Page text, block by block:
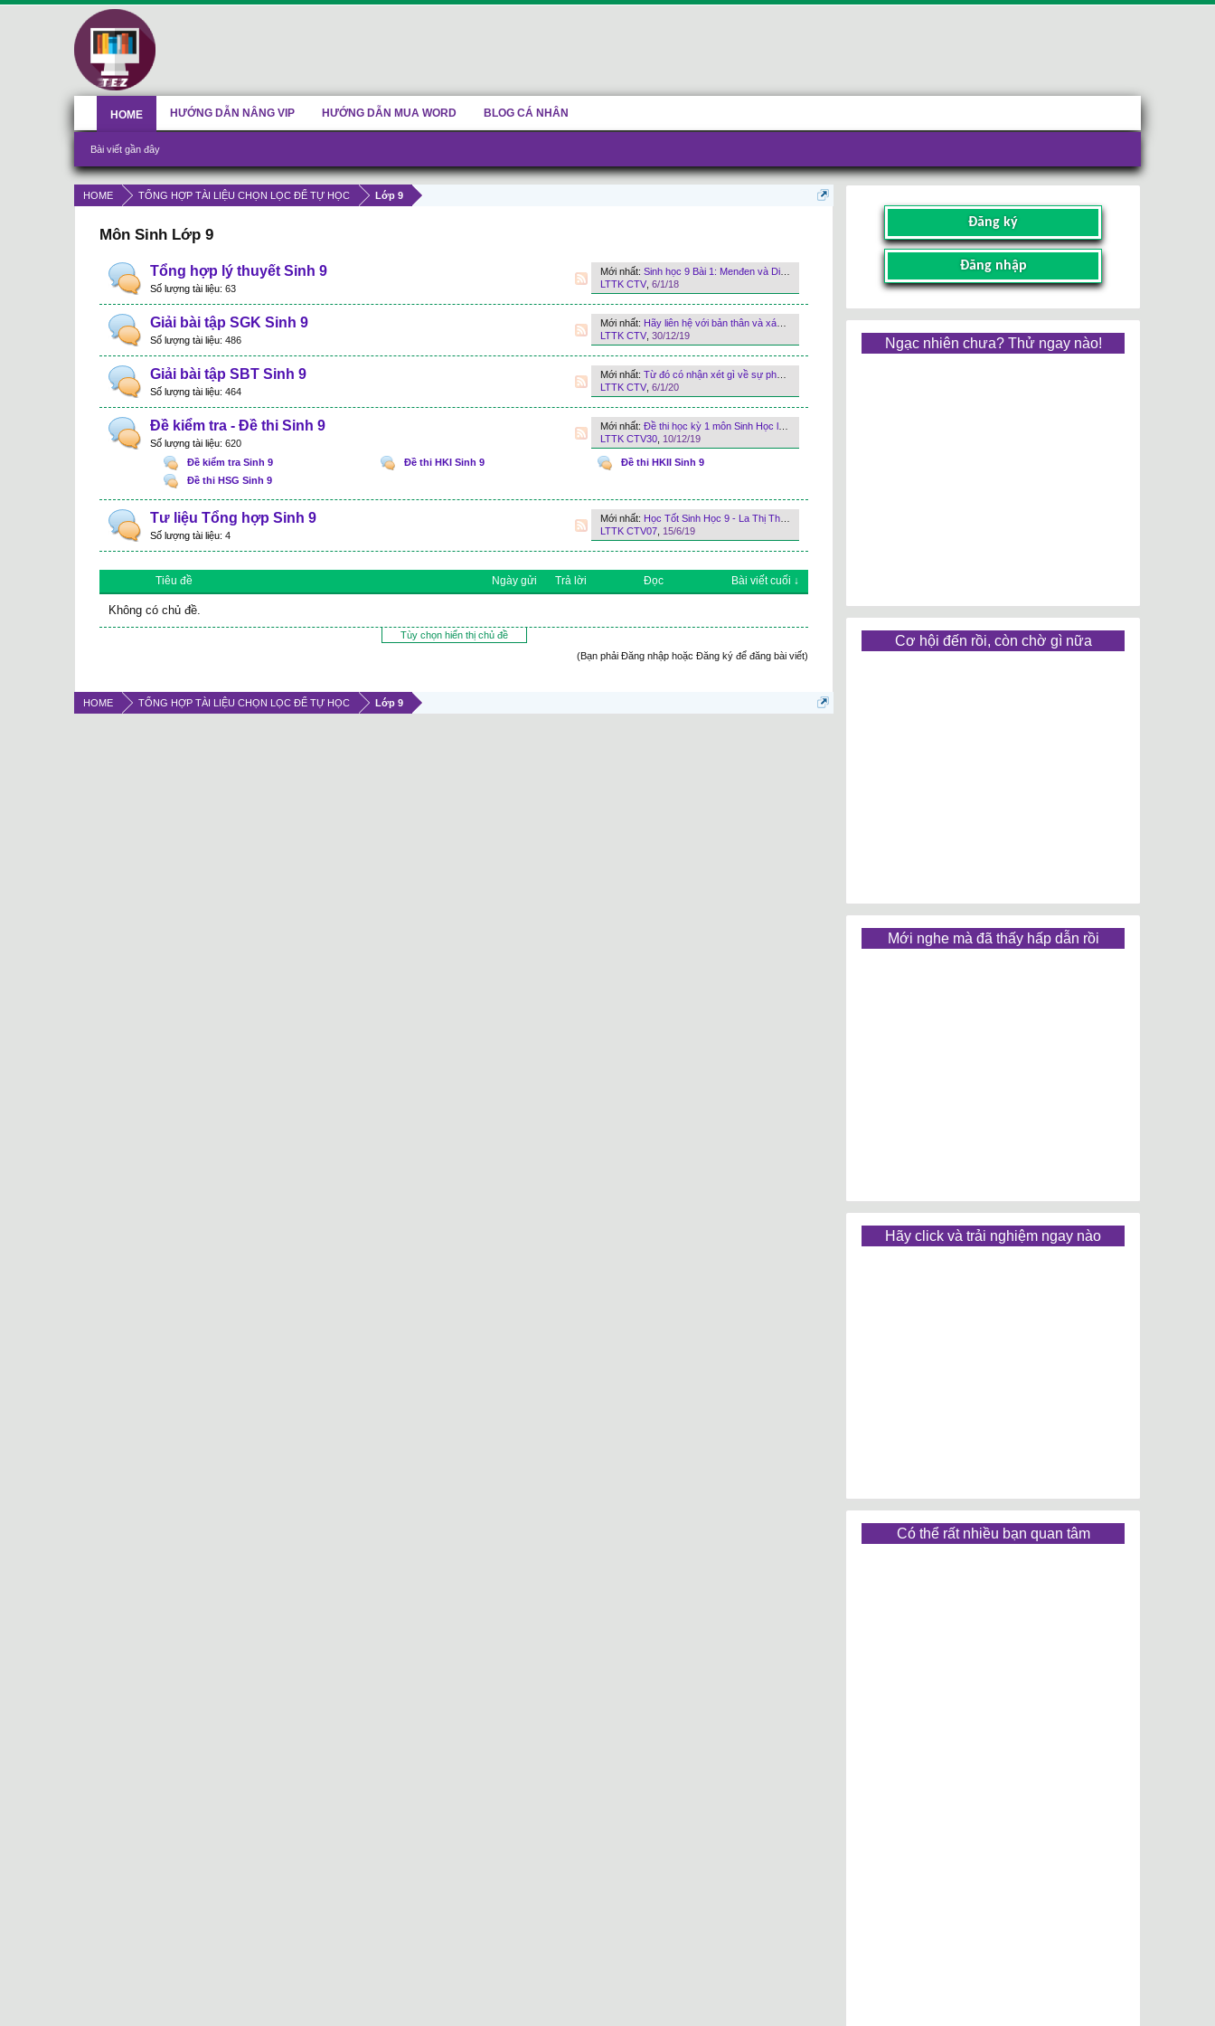
HOME TỔNG HỢP TÀI LIỆU CHỌN LỌC ĐỂ TỰ HỌC Lớp 9
Môn Sinh Lớp 9
Tổng hợp lý thuyết Sinh 9
Số lượng tài liệu: 63
Mới nhất: Sinh học 9 Bài 1: Menđen và Di truyền học
LTTK CTV 6/1/18
Giải bài tập SGK Sinh 9
Số lượng tài liệu: 486
Mới nhất: Hãy liên hệ với bản thân và xác định xem mình giống và khác bố mẹ ở những điểm nào (ví dụ: hình dạng tai, mắt, mũi, tóc, màu mắt, da...)
LTTK CTV 30/12/19
Giải bài tập SBT Sinh 9
Số lượng tài liệu: 464
Mới nhất: Từ đó có nhận xét gì về sự phân bố kiểu hình của F2 ở 2 giới tính ? Cho biết gen quy định màu mắt nằm trên nhiễm sắc thể (NST) thường.
LTTK CTV 6/1/20
Đề kiểm tra - Đề thi Sinh 9
Số lượng tài liệu: 620
Đề kiểm tra Sinh 9
Đề thi HKI Sinh 9
Đề thi HKII Sinh 9
Đề thi HSG Sinh 9
Mới nhất: Đề thi học kỳ 1 môn Sinh Học lớp 9 của THCS Nguyễn Trường Tộ phòng GD và ĐT Cư M'gar tỉnh Đắk Lắk năm 2018
LTTK CTV30 10/12/19
Tư liệu Tổng hợp Sinh 9
Số lượng tài liệu: 4
Mới nhất: Học Tốt Sinh Học 9 - La Thị Thu Cúc - Nguyễn Văn Hùng
LTTK CTV07 15/6/19
Tiêu đề Ngày gửi Trả lời Đọc Bài viết cuối ↓
Không có chủ đề.
Tùy chọn hiển thị chủ đề
(Bạn phải Đăng nhập hoặc Đăng ký để đăng bài viết)
HOME TỔNG HỢP TÀI LIỆU CHỌN LỌC ĐỂ TỰ HỌC Lớp 9
Đăng ký
Đăng nhập
Ngạc nhiên chưa? Thử ngay nào!
Cơ hội đến rồi, còn chờ gì nữa
Mới nghe mà đã thấy hấp dẫn rồi
Hãy click và trải nghiệm ngay nào
Có thể rất nhiều bạn quan tâm
HOME
Bài viết gần đây
HƯỚNG DẪN NÂNG VIP HƯỚNG DẪN MUA WORD BLOG CÁ NHÂN